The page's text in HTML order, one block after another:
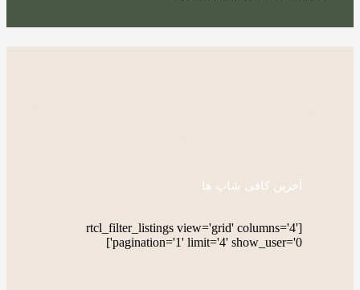
آخرین کافی شاپ ها
[rtcl_filter_listings view='grid' columns='4'
pagination='1' limit='4' show_user='0']